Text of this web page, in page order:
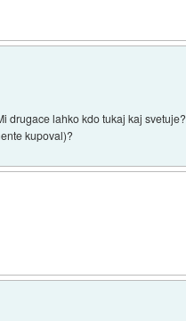
drugace lahko kdo tukaj kaj svetuje?
kupoval)?